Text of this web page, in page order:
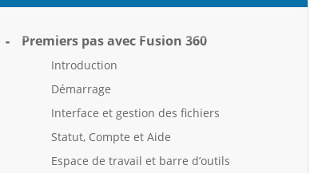
Premiers pas avec Fusion 360
Introduction
Démarrage
Interface et gestion des fichiers
Statut, Compte et Aide
Espace de travail et barre d’outils